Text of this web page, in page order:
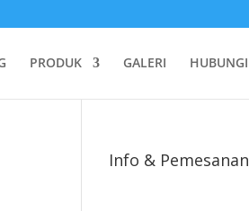
PRODUK GALERI HUBUNGI
Info & Pemesanan